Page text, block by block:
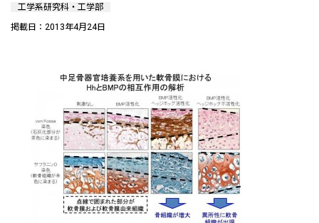
工学系研究科・工学部
掲載日：2013年4月24日